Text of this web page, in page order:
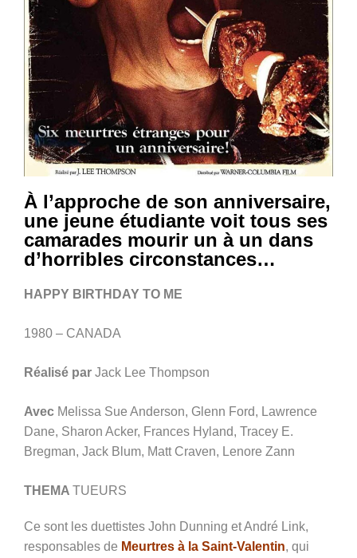
À l’approche de son anniversaire,
une jeune étudiante voit tous ses
camarades mourir un à un dans
d’horribles circonstances…
HAPPY BIRTHDAY TO ME
1980 – CANADA
Réalisé par Jack Lee Thompson
Avec Melissa Sue Anderson, Glenn Ford, Lawrence
Dane, Sharon Acker, Frances Hyland, Tracey E.
Bregman, Jack Blum, Matt Craven, Lenore Zann
THEMA TUEURS
Ce sont les duettistes John Dunning et André Link,
responsables de Meurtres à la Saint-Valentin, qui